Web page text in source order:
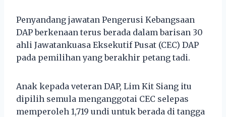
Penyandang jawatan Pengerusi Kebangsaan
DAP berkenaan terus berada dalam barisan 30
ahli Jawatankuasa Eksekutif Pusat (CEC) DAP
pada pemilihan yang berakhir petang tadi.
Anak kepada veteran DAP, Lim Kit Siang itu
dipilih semula menganggotai CEC selepas
memperoleh 1,719 undi untuk berada di tangga